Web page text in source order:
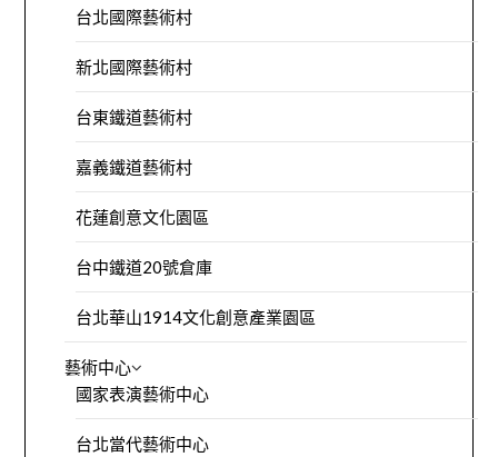
台北國際藝術村
新北國際藝術村
台東鐵道藝術村
嘉義鐵道藝術村
花蓮創意文化園區
台中鐵道20號倉庫
台北華山1914文化創意產業園區
藝術中心
國家表演藝術中心
台北當代藝術中心